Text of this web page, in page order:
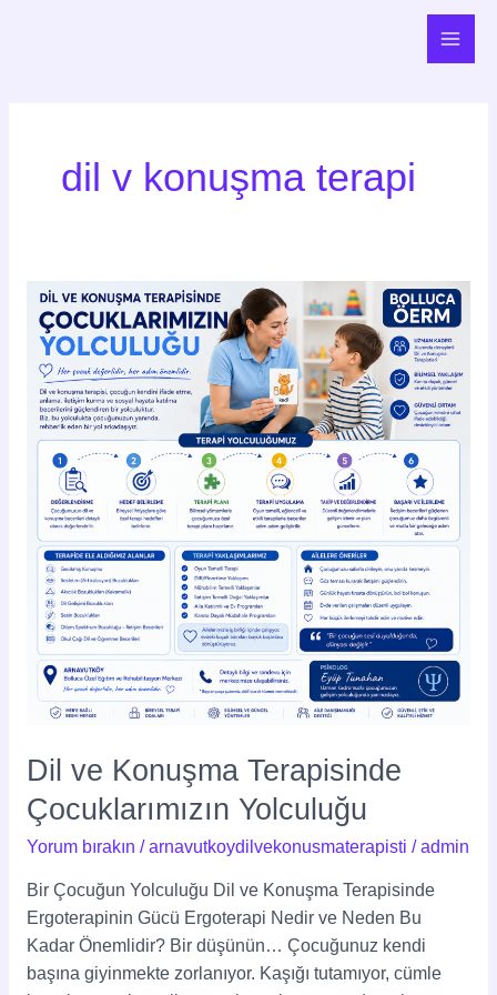
Main
dil v konuşma terapi
Dil ve Konuşma Terapisinde
Çocuklarımızın Yolculuğu
Yorum bırakın /arnavutkoydilvekonusmaterapisti /admin
Bir Çocuğun Yolculuğu Dil ve Konuşma Terapisinde
Ergoterapinin Gücü Ergoterapi Nedir ve Neden Bu
Kadar Önemlidir? Bir düşünün… Çocuğunuz kendi
başına giyinmekte zorlanıyor. Kaşığı tutamıyor, cümle
Dil
ve
Konuşma
Terapisinde
Çocuklarımızın
Yolculuğu